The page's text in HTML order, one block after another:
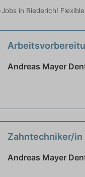
in Riederich!
Andreas Mayer
Zahntechniker/in
Andreas Mayer